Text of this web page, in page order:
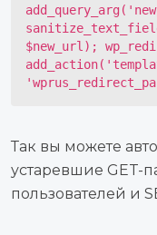
$new_url);
Так вы можете
устаревшие GET-
пользователей и